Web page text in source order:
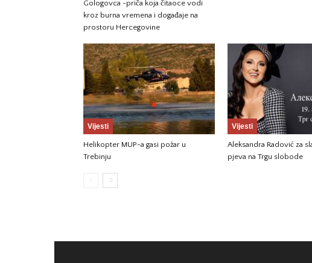
Gologovca -priča koja čitaoce vodi
kroz burna vremena i događaje na
prostoru Hercegovine
Vijesti
Helikopter MUP-a gasi požar u
Trebinju
Vijesti
Aleksandra Radović za
pjeva na Trgu slobode